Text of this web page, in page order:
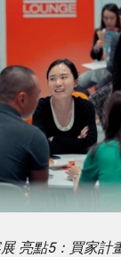
亮點5：買家計